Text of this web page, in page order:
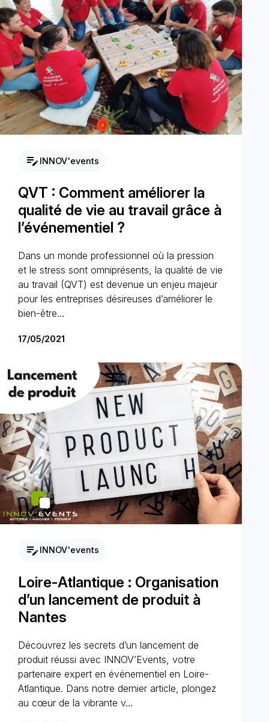
edit_note INNOV'events
QVT : Comment améliorer la
qualité de vie au travail grâce à
l’événementiel ?
Dans un monde professionnel où la pression
et le stress sont omniprésents, la qualité de vie
au travail (QVT) est devenue un enjeu majeur
pour les entreprises désireuses d’améliorer le
bien-être…
17/05/2021
edit_note INNOV'events
Loire-Atlantique : Organisation
d’un lancement de produit à
Nantes
Découvrez les secrets d’un lancement de
produit réussi avec INNOV’Events, votre
partenaire expert en événementiel en Loire-
Atlantique. Dans notre dernier article, plongez
au cœur de la vibrante v…